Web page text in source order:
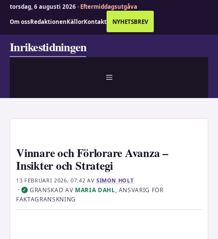
torsdag, 6 augusti 2026 · Eftermiddagsutgåva
Om ossRedaktionenKällorKontakt NYHETSBREV
Inrikestidningen
MENY
Vinnare och Förlorare Avanza –
Insikter och Strategi
13 FEBRUARI 2026, 07:42 AV SIMON HOLT
· ✓ GRANSKAD AV MARIA DAHL, ANSVARIG FÖR
FAKTAGRANSKNING